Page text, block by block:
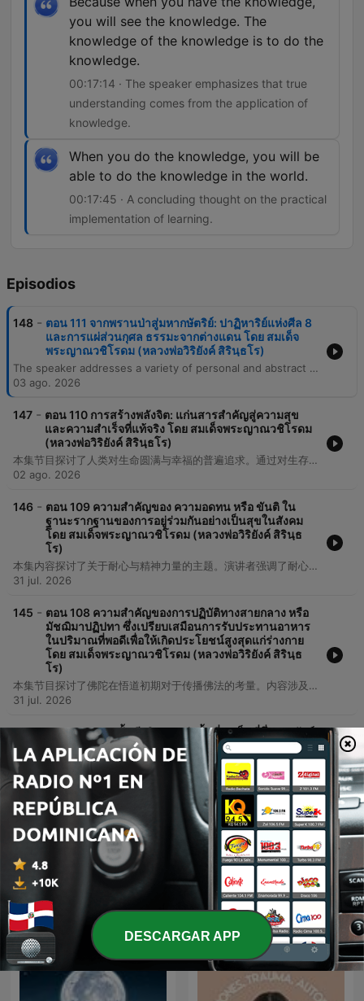
you will see the knowledge. The
knowledge of the knowledge is to do the
knowledge.
00:17:14 · The speaker emphasizes that true
understanding comes from the application of
knowledge.
When you do the knowledge, you will be
able to do the knowledge in the world.
00:17:45 · A concluding thought on the practical
implementation of learning.
Episodios
148 - ตอน 111 จากพรานป่าสู่มหากษัตริย์: ปาฏิหาริย์แห่งศีล 8
และการแผ่ส่วนกุศล ธรรมะจากต่างแดน โดย สมเด็จ
พระญาณวชิโรดม (หลวงพ่อวิริยังค์ สิรินฺธโร)
The speaker addresses a variety of personal and abstract themes, beginning with an introduction to a problem related to culture and S.N.R.K. The narrative touches upon experiences involving family, religious figures like priests, and the complexities of financial matters, specifically regarding money that was not considered the best. The discourse moves through reflections on past actions, the necessity of traveling to the city, and the pursuit of knowledge. The episode concludes with a repetitive emphasis on the importance of creating and applying knowledge in the world.
03 ago. 2026
147 - ตอน 110 การสร้างพลังจิต: แก่นสารสำคัญสู่ความสุข
และความสำเร็จที่แท้จริง โดย สมเด็จพระญาณวชิโรดม
(หลวงพ่อวิริยังค์ สิรินฺธโร)
本集节目探讨了人类对生命圆满与幸福的普遍追求。通过对生存欲望、意识状态以及社会责任感的思考，内容涉及了个体在面对现实世界时的心理预期与应对方式。
02 ago. 2026
146 - ตอน 109 ความสำคัญของ ความอดทน หรือ ขันติ ใน
ฐานะรากฐานของการอยู่ร่วมกันอย่างเป็นสุขในสังคม
โดย สมเด็จพระญาณวชิโรดม (หลวงพ่อวิริยังค์ สิรินฺธ
โร)
本集内容探讨了关于耐心与精神力量的主题。演讲者强调了耐心的三个维度，包括忍受困难、忍受劳苦以及忍受内心的痛苦。此外，内容还涉及了通过日常的学习与实践来积累知识与精神能量的过程。
31 jul. 2026
145 - ตอน 108 ความสำคัญของการปฏิบัติทางสายกลาง หรือ
มัชฌิมาปฏิปทา ซึ่งเปรียบเสมือนการรับประทานอาหาร
ในปริมาณที่พอดีเพื่อให้เกิดประโยชน์สูงสุดแก่ร่างกาย
โดย สมเด็จพระญาณวชิโรดม (หลวงพ่อวิริยังค์ สิรินฺธ
โร)
本集节目探讨了佛陀在悟道初期对于传播佛法的考量。内容涉及佛法深奥程度与众生理解能力之间的关系，以及关于法律、文化与修行实践的初步讨论。
31 jul. 2026
144 - ตอน 107 เปรตนั้นมีจริง บุญเท่านั้นที่จะเป็นที่พึ่งของสัตว์
ทั้งโลกนี้และโลกหน้า โดย สมเด็จพระญาณวชิโรดม
(หลวงพ่อวิริยังค์ สิรินฺธโร)
08 mar. 2026
Mostrar más episodios
Más podcasts de Salud y forma
física
Ver todo
DESCARGAR APP